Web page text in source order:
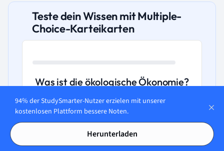
Teste dein Wissen mit Multiple-
Choice-Karteikarten
Was ist die ökologische Ökonomie?
A. Die ökologische Ökonomie ist ein
Forschungszweig, der sich ausschließlich
mit der Wirtschaft von Ökosystemen
befasst.
94% der StudySmarter-Nutzer erzielen mit unserer
kostenlosen Plattform bessere Noten.
Herunterladen